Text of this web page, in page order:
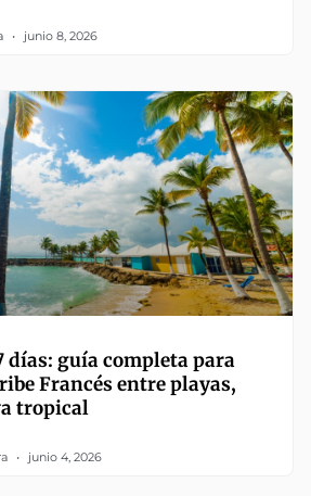
junio 8, 2026
días: guía completa para
Francés entre playas,
tropical
junio 4, 2026